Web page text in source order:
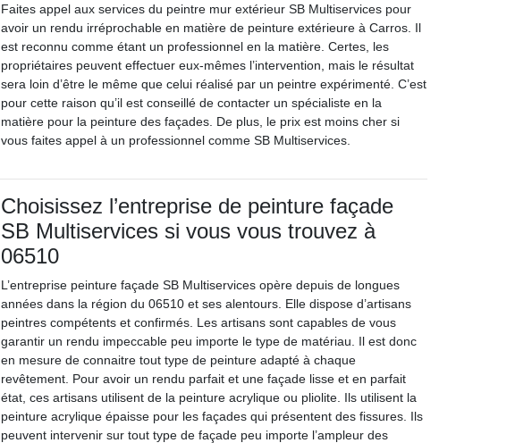
Faites appel aux services du peintre mur extérieur SB Multiservices pour
avoir un rendu irréprochable en matière de peinture extérieure à Carros. Il
est reconnu comme étant un professionnel en la matière. Certes, les
propriétaires peuvent effectuer eux-mêmes l’intervention, mais le résultat
sera loin d’être le même que celui réalisé par un peintre expérimenté. C’est
pour cette raison qu’il est conseillé de contacter un spécialiste en la
matière pour la peinture des façades. De plus, le prix est moins cher si
vous faites appel à un professionnel comme SB Multiservices.
Choisissez l’entreprise de peinture façade
SB Multiservices si vous vous trouvez à
06510
L’entreprise peinture façade SB Multiservices opère depuis de longues
années dans la région du 06510 et ses alentours. Elle dispose d’artisans
peintres compétents et confirmés. Les artisans sont capables de vous
garantir un rendu impeccable peu importe le type de matériau. Il est donc
en mesure de connaitre tout type de peinture adapté à chaque
revêtement. Pour avoir un rendu parfait et une façade lisse et en parfait
état, ces artisans utilisent de la peinture acrylique ou pliolite. Ils utilisent la
peinture acrylique épaisse pour les façades qui présentent des fissures. Ils
peuvent intervenir sur tout type de façade peu importe l’ampleur des